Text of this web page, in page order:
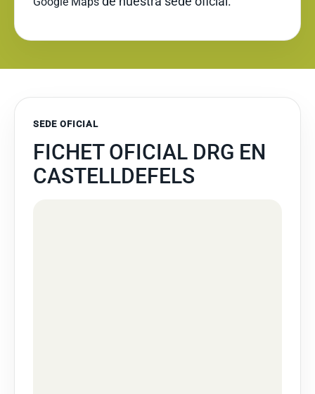
SEDE OFICIAL
FICHET OFICIAL DRG EN
CASTELLDEFELS